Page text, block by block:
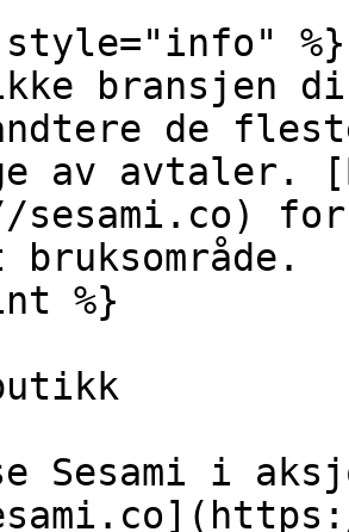
%}
bransjen
de
av avtaler.
for
%}
Sesami i